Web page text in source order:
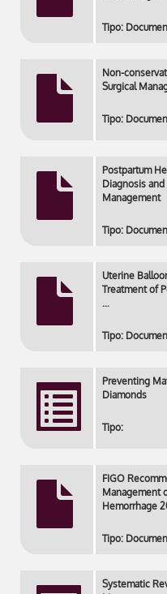
Tipo:
Non-
Surgical
Tipo:
Postpartum
Diagnosis
Management
Tipo:
Uterine
Treatment of
…
Tipo:
Preventing
Diamonds
Tipo:
FIGO
Management
Hemorrhage
Tipo:
Systematic